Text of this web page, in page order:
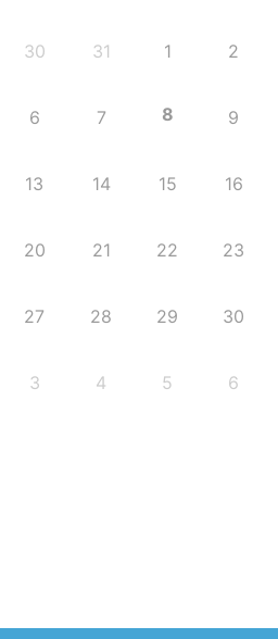
30 31 1 2
6 7 8 9
13 14 15 16
20 21 22 23
27 28 29 30
3 4 5 6